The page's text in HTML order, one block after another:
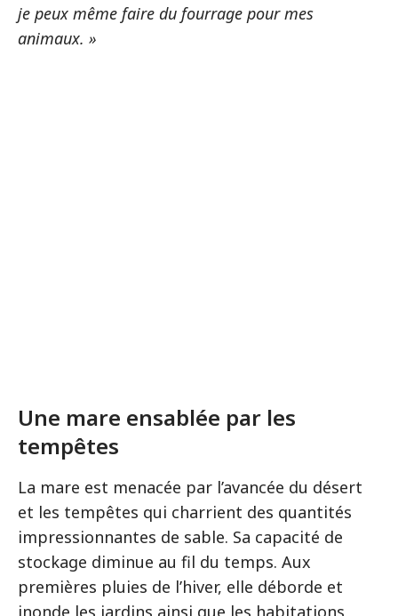
je peux même faire du fourrage pour mes
animaux. »
Une mare ensablée par les
tempêtes
La mare est menacée par l’avancée du désert
et les tempêtes qui charrient des quantités
impressionnantes de sable. Sa capacité de
stockage diminue au fil du temps. Aux
premières pluies de l’hiver, elle déborde et
inonde les jardins ainsi que les habitations